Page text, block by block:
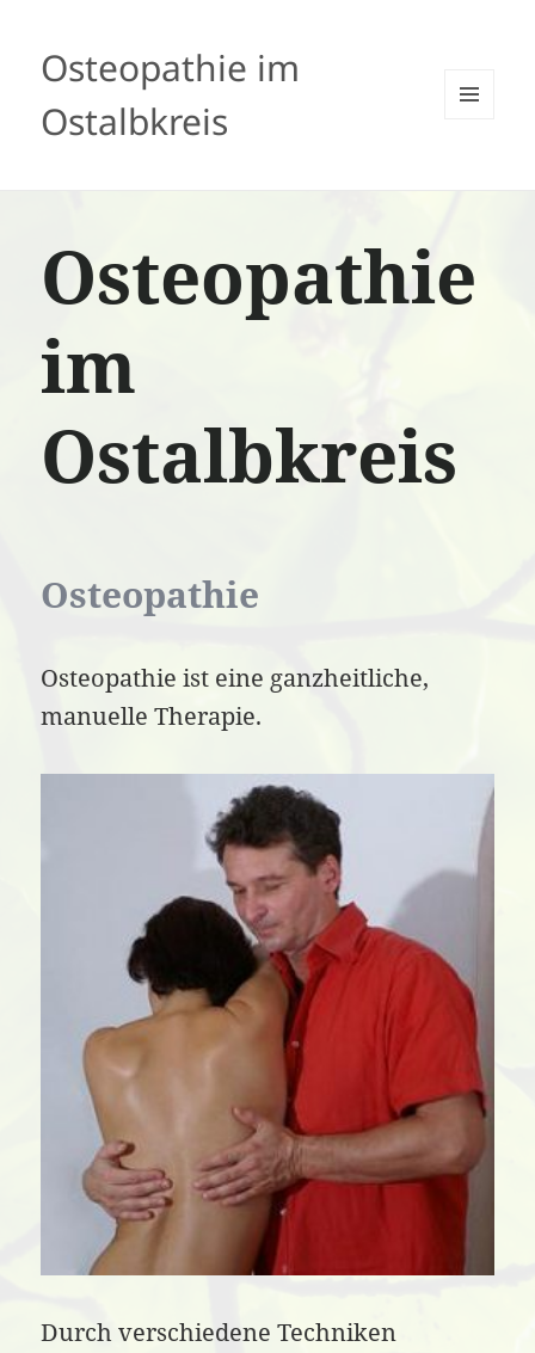
Osteopathie im
Ostalbkreis
Osteopathie
im
Ostalbkreis
Osteopathie
Osteopathie ist eine ganzheitliche,
manuelle Therapie.
Durch verschiedene Techniken